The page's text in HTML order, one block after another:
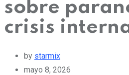
sobre
crisis
by starmix
mayo 8, 2026